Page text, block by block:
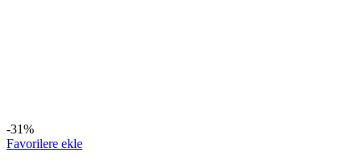
-31%
Favorilere ekle